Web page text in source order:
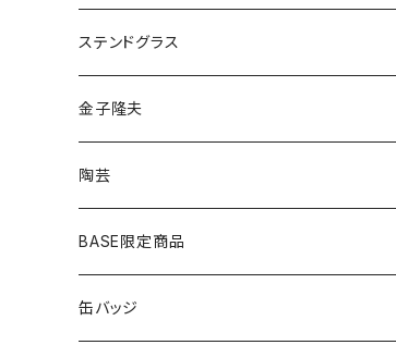
ゴールド
シルバー
ピアス
ゴールド
シルバー
ネックレス
ピアス
イヤリング
ヘアゴム
ポニーフック
ステンドグラス
アクセサリー
イヤリング
ピアス
雑貨・小物
金子隆夫
陶芸
BASE限定商品
缶バッジ